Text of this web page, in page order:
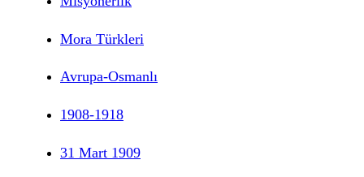
Mora Türkleri
Avrupa-Osmanlı
1908-1918
31 Mart 1909